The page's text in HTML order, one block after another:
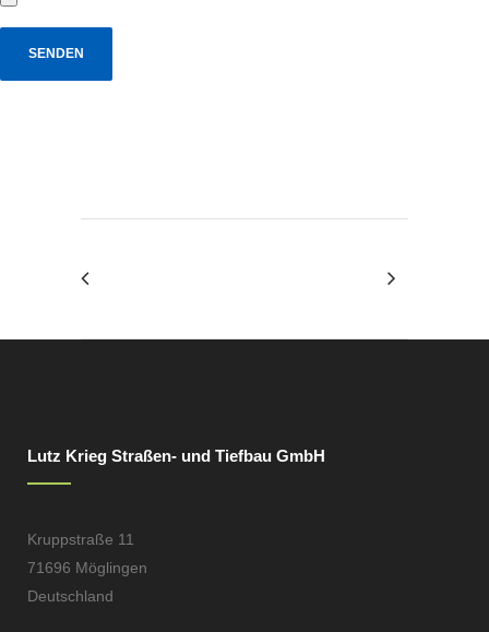
Lutz Krieg Straßen- und Tiefbau GmbH
Kruppstraße 11
71696 Möglingen
Deutschland